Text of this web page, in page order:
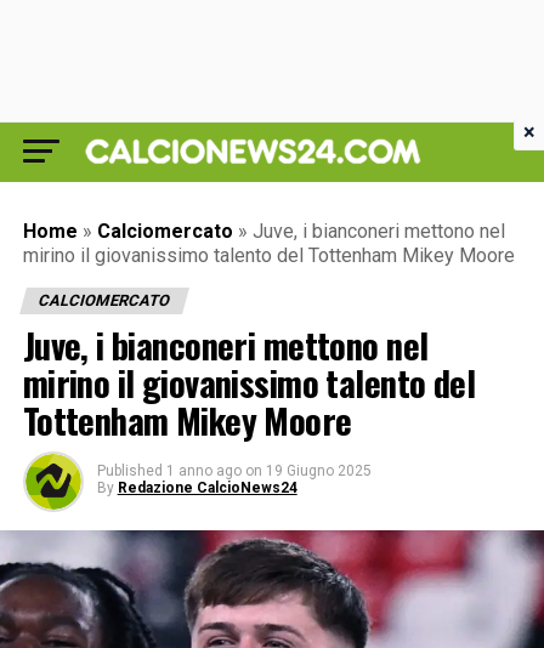
Home » Calciomercato » Juve, i bianconeri mettono nel
mirino il giovanissimo talento del Tottenham Mikey Moore
CALCIOMERCATO
Juve, i bianconeri mettono nel
mirino il giovanissimo talento del
Tottenham Mikey Moore
Published 1 anno ago on 19 Giugno 2025
By Redazione CalcioNews24
×